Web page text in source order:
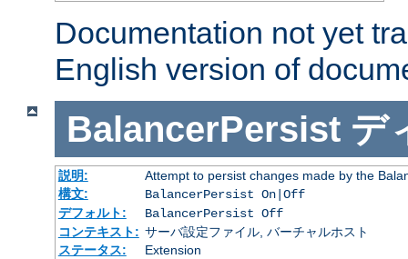
Documentation not yet
English version of
BalancerPersist デ
説明:
Attempt to persist changes made by the
構文:
BalancerPersist On|Off
デフォルト:
BalancerPersist Off
コンテキスト: サーバ設定ファイル, バーチャルホスト
ステータス:
Extension